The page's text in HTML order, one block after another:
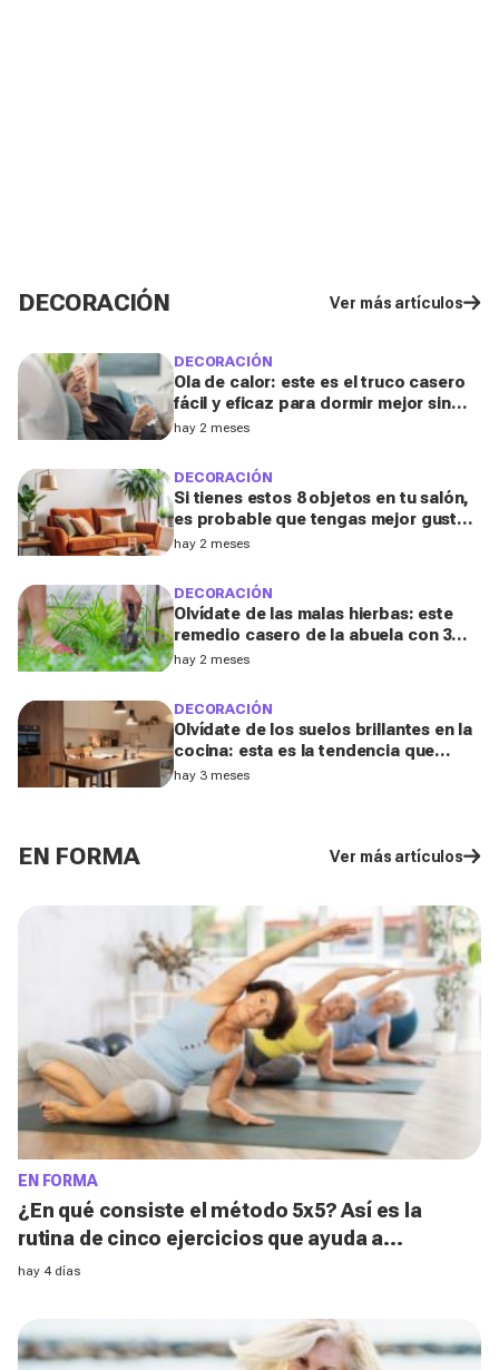
DECORACIÓN Ver más artículos
DECORACIÓN
Ola de calor: este es el truco casero
fácil y eficaz para dormir mejor sin
aire acondicionado
hay 2 meses
DECORACIÓN
Si tienes estos 8 objetos en tu salón,
es probable que tengas mejor gusto
del que pensabas
hay 2 meses
DECORACIÓN
Olvídate de las malas hierbas: este
remedio casero de la abuela con 3
ingredientes que tienes ya en tu
hay 2 meses
DECORACIÓN
Olvídate de los suelos brillantes en la
cocina: esta es la tendencia que
triunfará en 2026, según una
hay 3 meses
EN FORMA Ver más artículos
EN FORMA
¿En qué consiste el método 5x5? Así es la
rutina de cinco ejercicios que ayuda a
fortalecer el abdomen después de los 50
hay 4 días